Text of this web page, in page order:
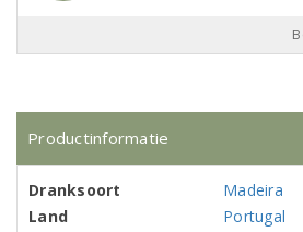
Productinformatie
Dranksoort
Madeira
Land
Portugal